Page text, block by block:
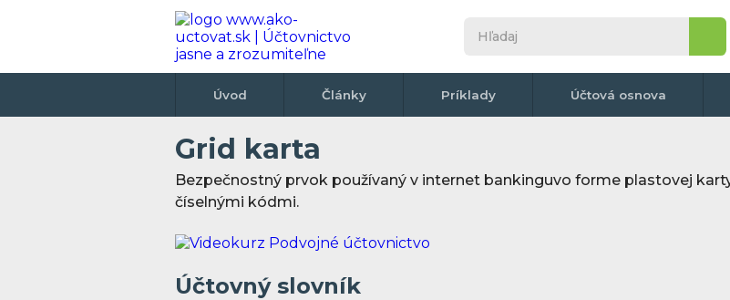
Úvod Články Príklady Účtová osnova
Grid karta
Bezpečnostný prvok používaný v internet bankinguvo forme plastovej
číselnými kódmi.
Účtovný slovník